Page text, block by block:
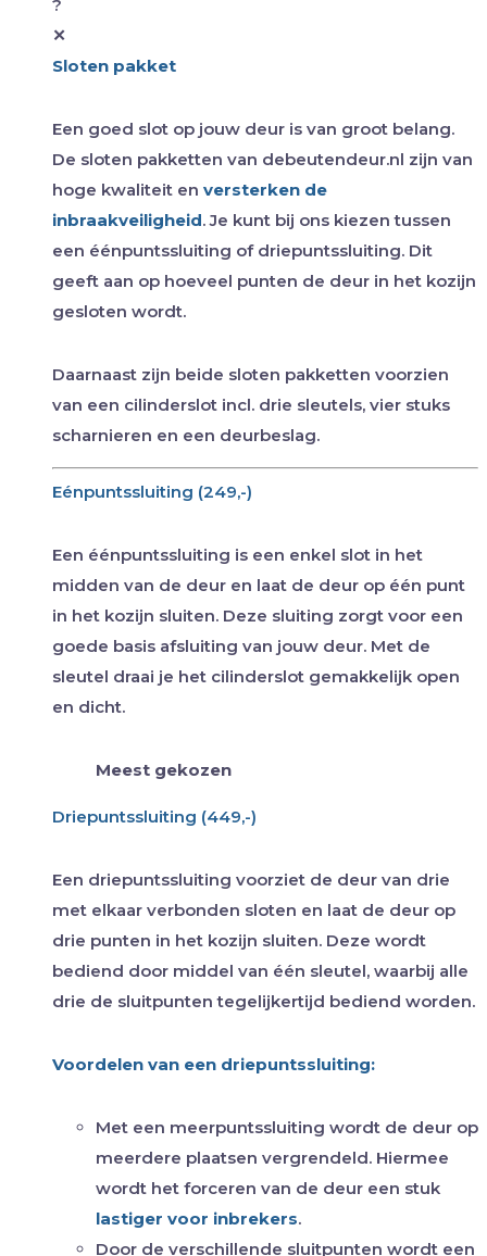
?
✕
Sloten pakket
Een goed slot op jouw deur is van groot belang.
De sloten pakketten van debeutendeur.nl zijn van
hoge kwaliteit en versterken de
inbraakveiligheid. Je kunt bij ons kiezen tussen
een éénpuntssluiting of driepuntssluiting. Dit
geeft aan op hoeveel punten de deur in het kozijn
gesloten wordt.
Daarnaast zijn beide sloten pakketten voorzien
van een cilinderslot incl. drie sleutels, vier stuks
scharnieren en een deurbeslag.
Eénpuntssluiting (249,-)
Een éénpuntssluiting is een enkel slot in het
midden van de deur en laat de deur op één punt
in het kozijn sluiten. Deze sluiting zorgt voor een
goede basis afsluiting van jouw deur. Met de
sleutel draai je het cilinderslot gemakkelijk open
en dicht.
Meest gekozen
Driepuntssluiting (449,-)
Een driepuntssluiting voorziet de deur van drie
met elkaar verbonden sloten en laat de deur op
drie punten in het kozijn sluiten. Deze wordt
bediend door middel van één sleutel, waarbij alle
drie de sluitpunten tegelijkertijd bediend worden.
Voordelen van een driepuntssluiting:
Met een meerpuntssluiting wordt de deur op
meerdere plaatsen vergrendeld. Hiermee
wordt het forceren van de deur een stuk
lastiger voor inbrekers.
Door de verschillende sluitpunten wordt een